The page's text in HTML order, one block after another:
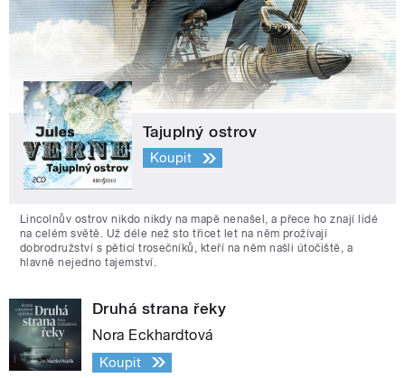
Tajuplný ostrov
Koupit
Lincolnův ostrov nikdo nikdy na mapě nenašel, a přece ho znají lidé
na celém světě. Už déle než sto třicet let na něm prožívají
dobrodružství s pěticí trosečníků, kteří na něm našli útočiště, a
hlavně nejedno tajemství.
Druhá strana řeky
Nora Eckhardtová
Koupit